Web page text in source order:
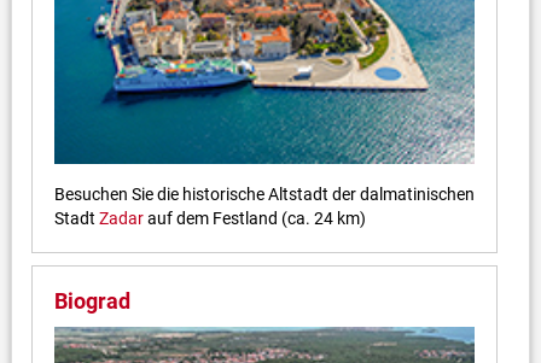
Besuchen Sie die historische Altstadt der dalmatinischen
Stadt Zadarauf dem Festland (ca. 24 km)
Biograd